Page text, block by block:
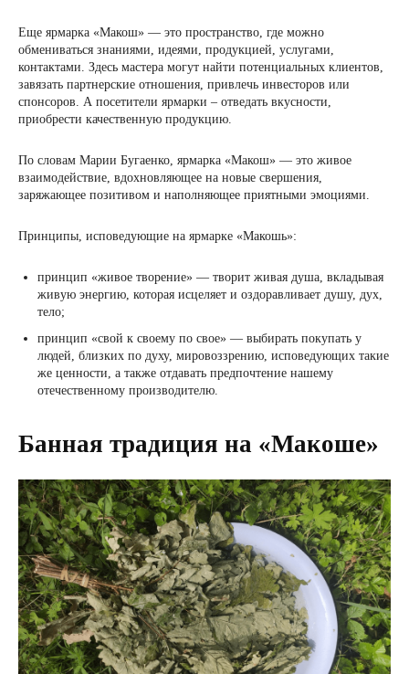
Еще ярмарка «Макош» — это пространство, где можно
обмениваться знаниями, идеями, продукцией, услугами,
контактами. Здесь мастера могут найти потенциальных клиентов,
завязать партнерские отношения, привлечь инвесторов или
спонсоров. А посетители ярмарки – отведать вкусности,
приобрести качественную продукцию.
По словам Марии Бугаенко, ярмарка «Макош» — это живое
взаимодействие, вдохновляющее на новые свершения,
заряжающее позитивом и наполняющее приятными эмоциями.
Принципы, исповедующие на ярмарке «Макошь»:
принцип «живое творение» — творит живая душа, вкладывая
живую энергию, которая исцеляет и оздоравливает душу, дух,
тело;
принцип «свой к своему по свое» — выбирать покупать у
людей, близких по духу, мировоззрению, исповедующих такие
же ценности, а также отдавать предпочтение нашему
отечественному производителю.
Банная традиция на «Макоше»